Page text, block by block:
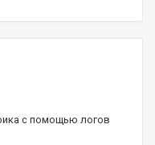
с помощью логов